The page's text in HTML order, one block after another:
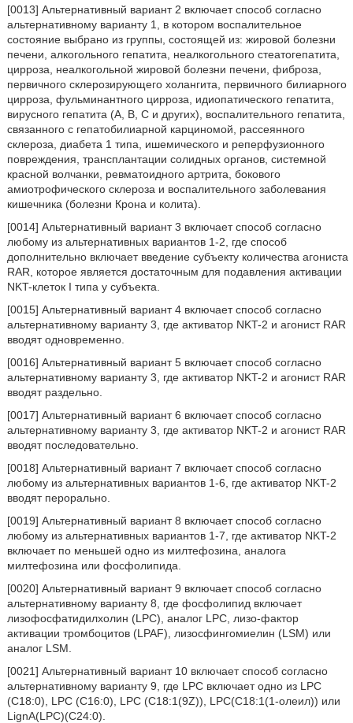
[0013] Альтернативный вариант 2 включает способ согласно
альтернативному варианту 1, в котором воспалительное
состояние выбрано из группы, состоящей из: жировой болезни
печени, алкогольного гепатита, неалкогольного стеатогепатита,
цирроза, неалкогольной жировой болезни печени, фиброза,
первичного склерозирующего холангита, первичного билиарного
цирроза, фульминантного цирроза, идиопатического гепатита,
вирусного гепатита (А, В, С и других), воспалительного гепатита,
связанного с гепатобилиарной карциномой, рассеянного
склероза, диабета 1 типа, ишемического и реперфузионного
повреждения, трансплантации солидных органов, системной
красной волчанки, ревматоидного артрита, бокового
амиотрофического склероза и воспалительного заболевания
кишечника (болезни Крона и колита).
[0014] Альтернативный вариант 3 включает способ согласно
любому из альтернативных вариантов 1-2, где способ
дополнительно включает введение субъекту количества агониста
RAR, которое является достаточным для подавления активации
NKT-клеток I типа у субъекта.
[0015] Альтернативный вариант 4 включает способ согласно
альтернативному варианту 3, где активатор NKT-2 и агонист RAR
вводят одновременно.
[0016] Альтернативный вариант 5 включает способ согласно
альтернативному варианту 3, где активатор NKT-2 и агонист RAR
вводят раздельно.
[0017] Альтернативный вариант 6 включает способ согласно
альтернативному варианту 3, где активатор NKT-2 и агонист RAR
вводят последовательно.
[0018] Альтернативный вариант 7 включает способ согласно
любому из альтернативных вариантов 1-6, где активатор NKT-2
вводят перорально.
[0019] Альтернативный вариант 8 включает способ согласно
любому из альтернативных вариантов 1-7, где активатор NKT-2
включает по меньшей одно из милтефозина, аналога
милтефозина или фосфолипида.
[0020] Альтернативный вариант 9 включает способ согласно
альтернативному варианту 8, где фосфолипид включает
лизофосфатидилхолин (LPC), аналог LPC, лизо-фактор
активации тромбоцитов (LPAF), лизосфингомиелин (LSM) или
аналог LSM.
[0021] Альтернативный вариант 10 включает способ согласно
альтернативному варианту 9, где LPC включает одно из LPC
(С18:0), LPC (С16:0), LPC (C18:1(9Z)), LPC(С18:1(1-олеил)) или
LignA(LPC)(C24:0).